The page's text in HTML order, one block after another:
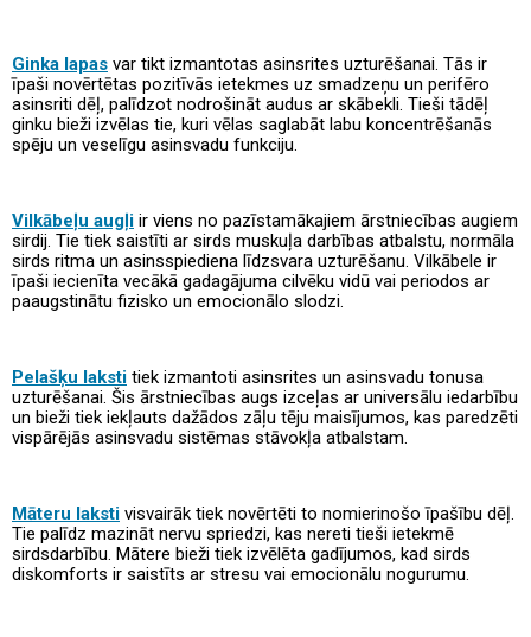
Ginka lapas var tikt izmantotas asinsrites uzturēšanai. Tās ir
īpaši novērtētas pozitīvās ietekmes uz smadzeņu un perifēro
asinsriti dēļ, palīdzot nodrošināt audus ar skābekli. Tieši tādēļ
ginku bieži izvēlas tie, kuri vēlas saglabāt labu koncentrēšanās
spēju un veselīgu asinsvadu funkciju.
Vilkābeļu augļi ir viens no pazīstamākajiem ārstniecības augiem
sirdij. Tie tiek saistīti ar sirds muskuļa darbības atbalstu, normāla
sirds ritma un asinsspiediena līdzsvara uzturēšanu. Vilkābele ir
īpaši iecienīta vecākā gadagājuma cilvēku vidū vai periodos ar
paaugstinātu fizisko un emocionālo slodzi.
Pelašķu laksti tiek izmantoti asinsrites un asinsvadu tonusa
uzturēšanai. Šis ārstniecības augs izceļas ar universālu iedarbību
un bieži tiek iekļauts dažādos zāļu tēju maisījumos, kas paredzēti
vispārējās asinsvadu sistēmas stāvokļa atbalstam.
Māteru laksti visvairāk tiek novērtēti to nomierinošo īpašību dēļ.
Tie palīdz mazināt nervu spriedzi, kas nereti tieši ietekmē
sirdsdarbību. Mātere bieži tiek izvēlēta gadījumos, kad sirds
diskomforts ir saistīts ar stresu vai emocionālu nogurumu.